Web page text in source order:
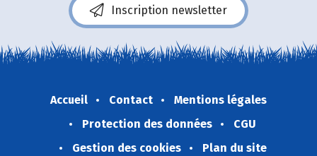
Inscription newsletter
Accueil Contact
Mentions légales
Protection des données
CGU
Gestion des cookies
Plan du site